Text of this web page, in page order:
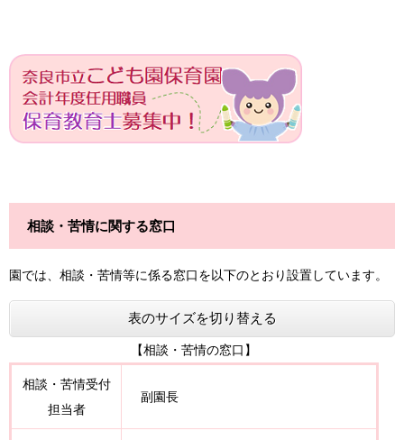
相談・苦情に関する窓口
園では、相談・苦情等に係る窓口を以下のとおり設置しています。
表のサイズを切り替える
【相談・苦情の窓口】
相談・苦情受付
担当者
副園長